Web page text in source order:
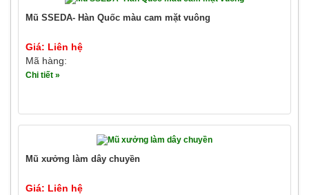
Mũ SSEDA- Hàn Quốc màu cam mặt vuông
Giá: Liên hệ
Mã hàng:
Chi tiết »
Mũ xưởng làm dây chuyền
Giá: Liên hệ